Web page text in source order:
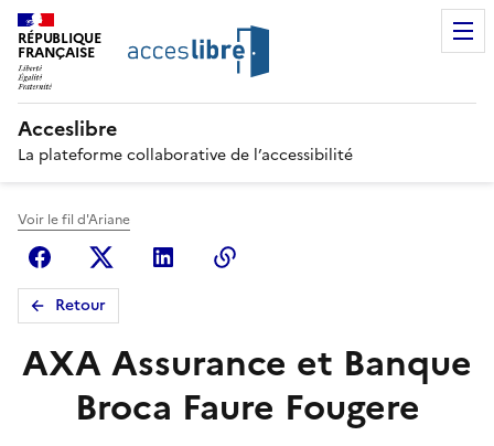
RÉPUBLIQUE
FRANÇAISE
Acceslibre
La plateforme collaborative de l’accessibilité
Voir le fil d'Ariane
FacebookX (anciennement Twitter)
Linkedin
Retour
AXA Assurance et Banque
Broca Faure Fougere